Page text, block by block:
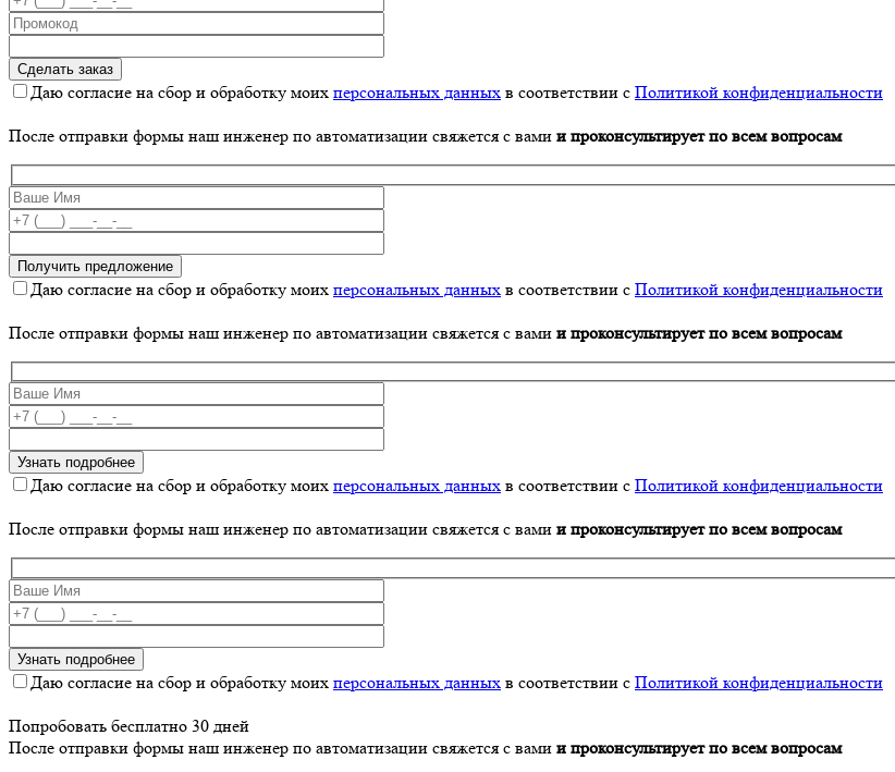
Даю согласие на сбор и обработку моих персональных данных в соответствии с Политикой конфиденциальности
После отправки формы наш инженер по автоматизации свяжется с вами и проконсультирует по всем вопросам
Даю согласие на сбор и обработку моих персональных данных в соответствии с Политикой конфиденциальности
После отправки формы наш инженер по автоматизации свяжется с вами и проконсультирует по всем вопросам
Даю согласие на сбор и обработку моих персональных данных в соответствии с Политикой конфиденциальности
После отправки формы наш инженер по автоматизации свяжется с вами и проконсультирует по всем вопросам
Даю согласие на сбор и обработку моих персональных данных в соответствии с Политикой конфиденциальности
Попробовать бесплатно 30 дней
После отправки формы наш инженер по автоматизации свяжется с вами и проконсультирует по всем вопросам